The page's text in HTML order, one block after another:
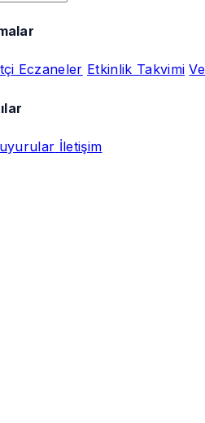
Eczaneler Etkinlik Takvimi
İletişim